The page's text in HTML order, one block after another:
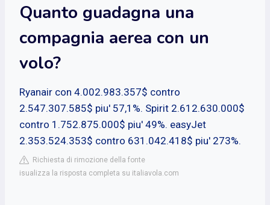
Quanto guadagna una
compagnia aerea con un
volo?
Ryanair con 4.002.983.357$ contro
2.547.307.585$ piu' 57,1%. Spirit 2.612.630.000$
contro 1.752.875.000$ piu' 49%. easyJet
2.353.524.353$ contro 631.042.418$ piu' 273%.
Richiesta di rimozione della fonte
isualizza la risposta completa su italiavola.com